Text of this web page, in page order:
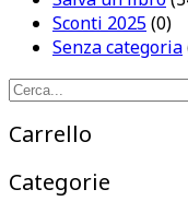
Sconti 2025(0)
Senza categoria
Search
Carrello
Categorie